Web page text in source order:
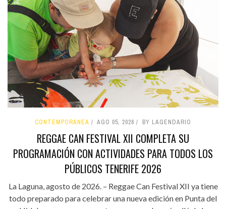
CONTEMPORÁNEA AGO 05, 2026 BY LAGENDARIO
REGGAE CAN FESTIVAL XII COMPLETA SU
PROGRAMACIÓN CON ACTIVIDADES PARA TODOS LOS
PÚBLICOS TENERIFE 2026
La Laguna, agosto de 2026. – Reggae Can Festival XII ya tiene
todo preparado para celebrar una nueva edición en Punta del